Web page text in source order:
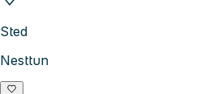
Sted
Nesttun